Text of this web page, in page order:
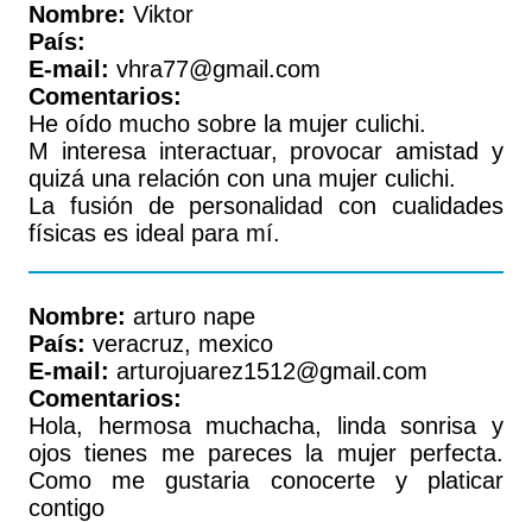
Nombre: Viktor
País:
E-mail: vhra77@gmail.com
Comentarios:
He oído mucho sobre la mujer culichi.
M interesa interactuar, provocar amistad y
quizá una relación con una mujer culichi.
La fusión de personalidad con cualidades
físicas es ideal para mí.
Nombre: arturo nape
País: veracruz, mexico
E-mail: arturojuarez1512@gmail.com
Comentarios:
Hola, hermosa muchacha, linda sonrisa y
ojos tienes me pareces la mujer perfecta.
Como me gustaria conocerte y platicar
contigo